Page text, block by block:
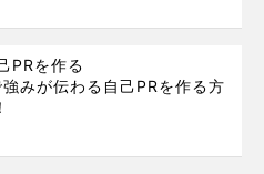
PRを作る
みが伝わる自己PRを作る方